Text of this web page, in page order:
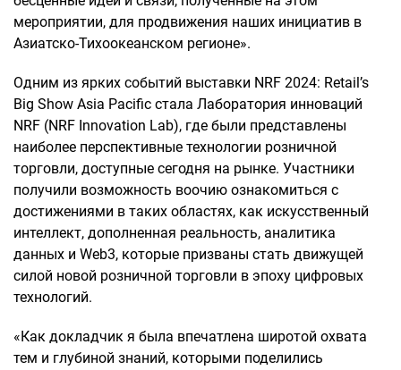
мероприятии, для продвижения наших инициатив в
Азиатско-Тихоокеанском регионе».
Одним из ярких событий выставки NRF 2024: Retail’s
Big Show Asia Pacific стала Лаборатория инноваций
NRF (NRF Innovation Lab), где были представлены
наиболее перспективные технологии розничной
торговли, доступные сегодня на рынке. Участники
получили возможность воочию ознакомиться с
достижениями в таких областях, как искусственный
интеллект, дополненная реальность, аналитика
данных и Web3, которые призваны стать движущей
силой новой розничной торговли в эпоху цифровых
технологий.
«Как докладчик я была впечатлена широтой охвата
тем и глубиной знаний, которыми поделились